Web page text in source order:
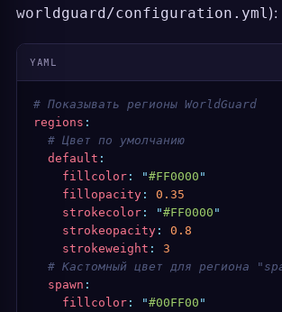
worldguard/configuration.yml):
YAML
# Показывать регионы WorldGuard
regions :
  # Цвет по умолчанию
  default
:
    fillcolor
: "#FF0000 "
    fillopacity
:
0.35
    strokecolor
: "#FF0000 "
    strokeopacity
:
0.8
    strokeweight
:
3
# Кастомный цвет для региона
  spawn
:
    fillcolor
: "#00FF00 "